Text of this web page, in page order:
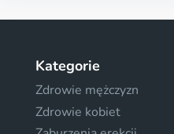
Kategorie
Zdrowie mężczyzn
Zdrowie kobiet